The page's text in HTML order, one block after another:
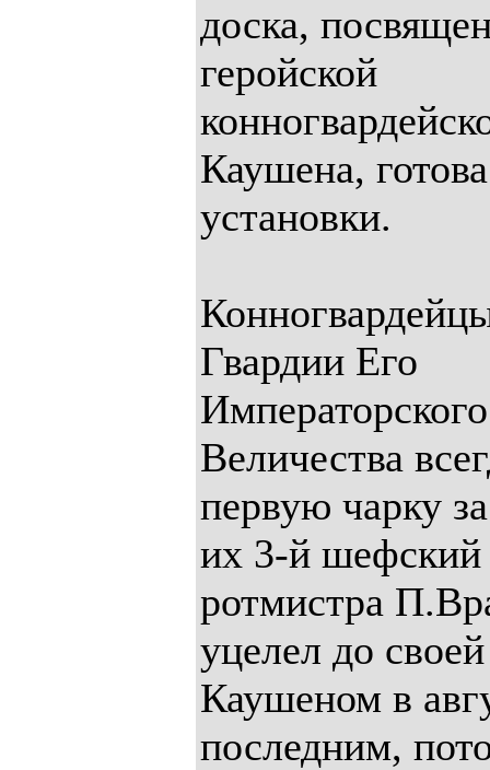
доска,
геройской
Каушена,
установки.
Гвардии Его
Императорского
Величества
первую чарку
их 3-й шефский
ротмистра
уцелел до
Каушеном в
последним,